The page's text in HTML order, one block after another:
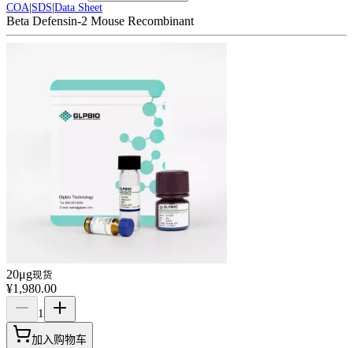
COA SDS Data Sheet
Beta Defensin-2 Mouse Recombinant
20μg现货
¥1,980.00
1
加入购物车